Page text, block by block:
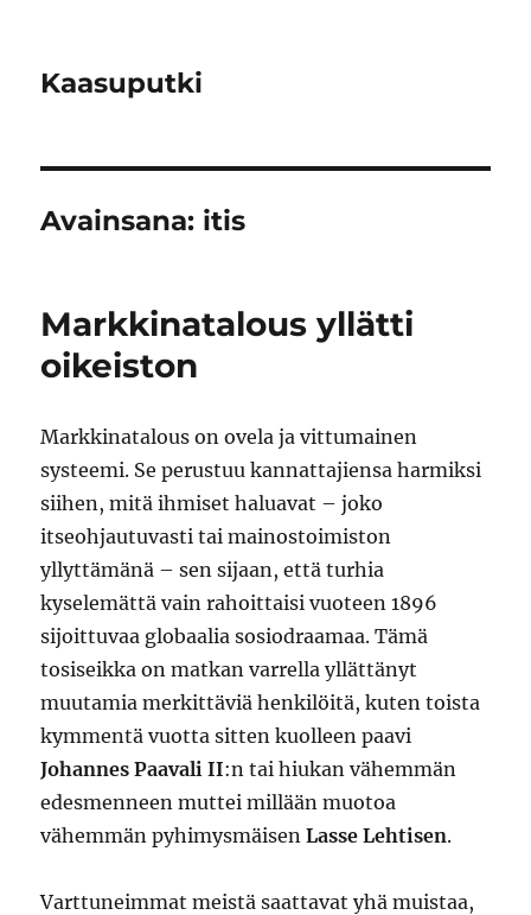
Kaasuputki
Avainsana: itis
Markkinatalous yllätti
oikeiston
Markkinatalous on ovela ja vittumainen
systeemi. Se perustuu kannattajiensa harmiksi
siihen, mitä ihmiset haluavat – joko
itseohjautuvasti tai mainostoimiston
yllyttämänä – sen sijaan, että turhia
kyselemättä vain rahoittaisi vuoteen 1896
sijoittuvaa globaalia sosiodraamaa. Tämä
tosiseikka on matkan varrella yllättänyt
muutamia merkittäviä henkilöitä, kuten toista
kymmentä vuotta sitten kuolleen paavi
Johannes Paavali II:n tai hiukan vähemmän
edesmenneen muttei millään muotoa
vähemmän pyhimysmäisenLasse Lehtisen.
Varttuneimmat meistä saattavat yhä muistaa,